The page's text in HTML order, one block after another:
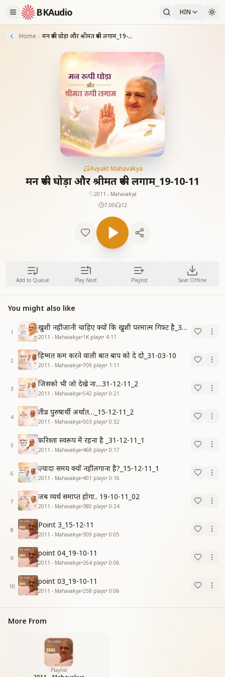
BKAudio HIN
Home मन रूपी घोड़ा और श्रीमत रूपी लगाम_19-10-11
Avyakt Mahavakya
मन रूपी घोड़ा और श्रीमत रूपी लगाम_19-10-11
2011 - Mahavakya
7:00
12
Add to Queue Play Next Playlist Save Offline
You might also like
1
खुशी नहीं जानी चाहिए क्यों कि खुशी परमात्म गिफ्ट है_31-03-10
2011 - Mahavakya•1K plays• 4:11
2
हिम्मत कम करने वाली बात बाप को दे दो_31-03-10
2011 - Mahavakya•709 plays• 1:11
3
जिसको भी जो देखे ना....31-12-11_2
2011 - Mahavakya•542 plays• 0:21
4
तीव्र पुरुषार्थी अर्थात…_15-12-11_2
2011 - Mahavakya•503 plays• 0:32
5
फ़रिश्ता स्वरूप में रहना है _31-12-11_1
2011 - Mahavakya•468 plays• 0:17
6
ज़्यादा समय क्यों नहीं लगाना है?_15-12-11_1
2011 - Mahavakya•401 plays• 0:16
7
जब व्यर्थ समाप्त होगा.. 19-10-11_02
2011 - Mahavakya•380 plays• 0:24
8
Point 3_15-12-11
2011 - Mahavakya•309 plays• 0:05
9
point 04_19-10-11
2011 - Mahavakya•264 plays• 0:06
10
point 03_19-10-11
2011 - Mahavakya•258 plays• 0:06
More From
Playlist